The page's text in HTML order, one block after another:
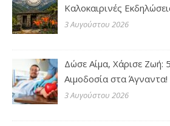
Καλοκαιρινές
3 Αυγούστου 2026
Δώσε Αίμα, Χάρισε Ζωή:
Αιμοδοσία στα Άγναντα!
3 Αυγούστου 2026